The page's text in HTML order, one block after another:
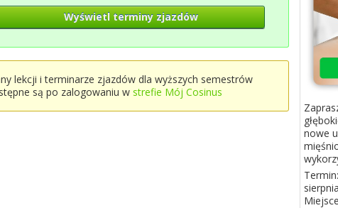
Wyświetl terminy zjazdów
lekcji i terminarze zjazdów dla wyższych semestrów
są po zalogowaniu w strefie Mój Cosinus
nowe